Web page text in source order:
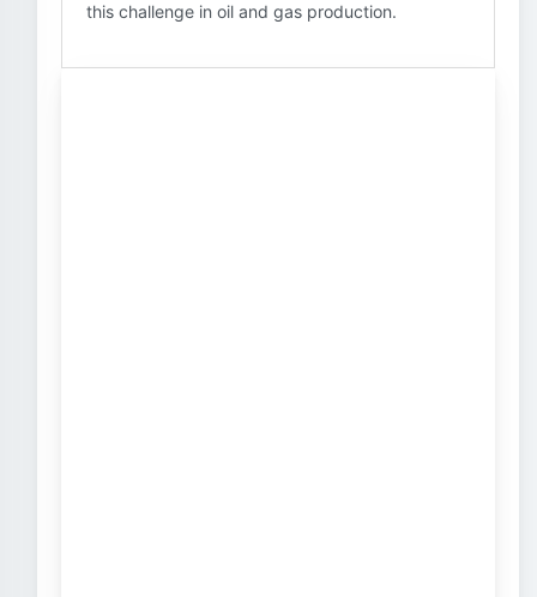
this challenge in oil and gas production.